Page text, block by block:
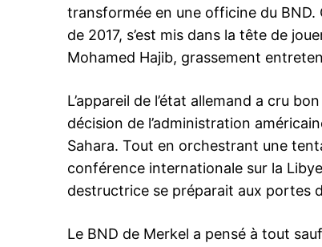
transformée en une officine du
de 2017, s’est mis dans la tête de
Mohamed Hajib, grassement
L’appareil de l’état allemand a cru
décision de l’administration
Sahara. Tout en orchestrant une
conférence internationale sur la
destructrice se préparait aux portes
Le BND de Merkel a pensé à tout